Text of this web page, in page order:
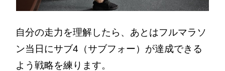
自分の走力を理解したら、あとはフルマラソ
ン当日にサブ4（サブフォー）が達成できる
よう戦略を練ります。